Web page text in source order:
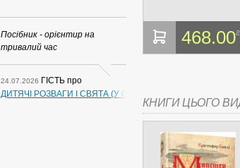
Посібник - орієнтир на
тривалий час
24.07.2026 ГІСТЬ про
ДИТЯЧІ РОЗВАГИ І СВЯТА (У СХЕМАХ, ТАБЛИЦЯХ,
468.00
КНИГИ ЦЬОГО